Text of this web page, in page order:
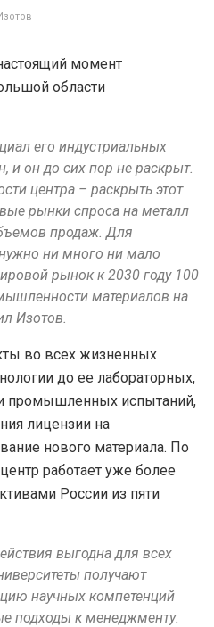
момент
области
его индустриальных
и он до сих пор не раскрыт.
центра – раскрыть этот
рынки спроса на металл
продаж. Для
ни много ни мало
рынок к 2030 году 100
материалов на
Изотов.
во всех жизненных
до ее лабораторных,
испытаний,
лицензии на
нового материала. По
работает уже более
России из пяти
выгодна для всех
получают
научных компетенций
подходы к менеджменту.